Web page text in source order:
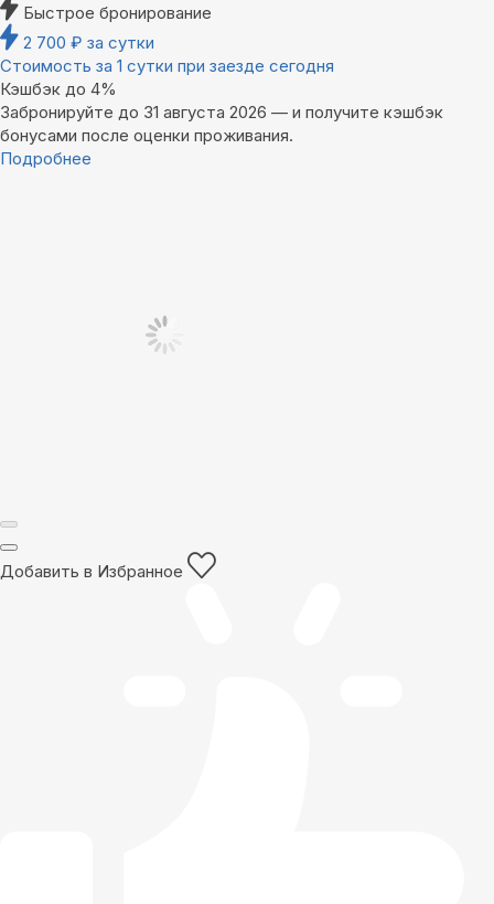
Быстрое бронирование
2 700 ₽ за сутки
Стоимость за 1 сутки при заезде сегодня
Кэшбэк до 4%
Забронируйте до 31 августа 2026 — и получите кэшбэк
бонусами после оценки проживания.
Подробнее
Добавить в Избранное